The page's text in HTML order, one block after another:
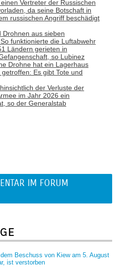
einen Vertreter der Russischen
da seine Botschaft in
russischen Angriff beschädigt
Drohnen aus sieben
funktionierte die Luftabwehr
Ländern gerieten in
so Lubinez
Drohne hat ein Lagerhaus
Es gibt Tote und
der Verluste der
im Jahr 2026 ein
so der Generalstab
IM FORUM
Beschuss von Kiew am 5. August
ist verstorben